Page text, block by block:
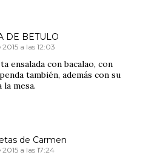
DE BETULO
a las 12:03
ensalada con bacalao, con
también, además con su
mesa.
de Carmen
a las 17:24